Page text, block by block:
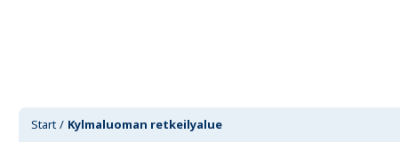
Start
Kylmaluoman retkeilyalue